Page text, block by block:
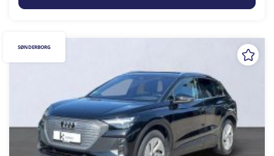
SØNDERBORG